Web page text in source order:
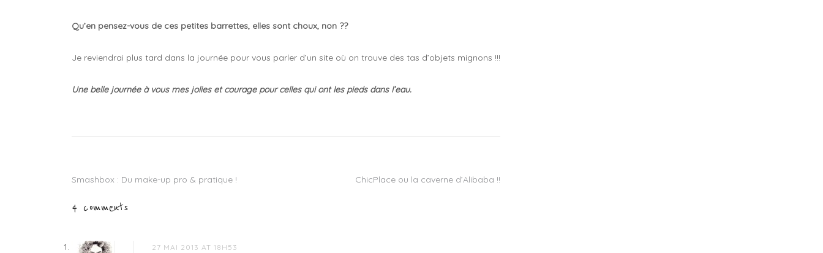
Qu’en pensez-vous de ces petites barrettes, elles sont choux, non ??
Je reviendrai plus tard dans la journée pour vous parler d’un site où on trouve des tas d’objets mignons !!!
Une belle journée à vous mes jolies et courage pour celles qui ont les pieds dans l’eau.
jacobs,
marc
marc
Navigation
de
Smashbox : Du make-up pro & pratique ! ChicPlace ou la caverne d’Alibaba !!
4 comments
27 MAI 2013 AT 18H53